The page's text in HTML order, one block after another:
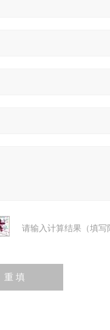
请输入计算结果（填